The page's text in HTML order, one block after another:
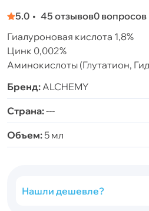
5.0 45 отзывов0 вопросов
Гиалуроновая кислота 1,8%
Цинк 0,002%
Аминокислоты (Глутатион,
Бренд: ALCHEMY
Страна:---
Объем: 5 мл
Нашли дешевле?